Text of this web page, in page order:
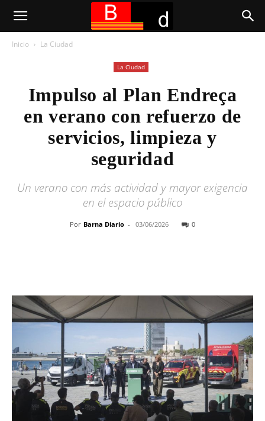
Inicio La Ciudad
La Ciudad
Impulso al Plan Endreça
en verano con refuerzo de
servicios, limpieza y
seguridad
Un verano con más actividad y mayor exigencia
en el espacio público
Por Barna Diario - 03/06/2026 0